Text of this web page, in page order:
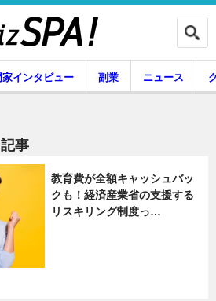
専門家インタビュー
家インタビュー 副業 ニュース
事
教育費が全額キャッシュバッ
クも！経済産業省の支援する
リスキリング制度っ…